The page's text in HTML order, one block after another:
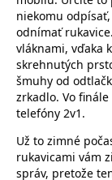
niekomu
odnímať
vláknami, vďaka
skrehnutých
šmuhy od
zrkadlo. Vo
telefóny 2v1.
Už to zimné
rukavicami vám
správ, pretože